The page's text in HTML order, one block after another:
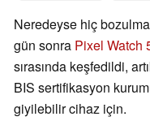
Neredeyse hiç
gün sonra Pixel Watch
sırasında keşfedildi,
BIS sertifikasyon
giyilebilir cihaz için.